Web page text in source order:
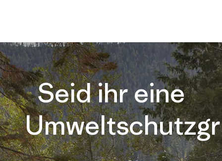
Seid ihr eine